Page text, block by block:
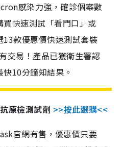
感染力強，確診個案數
快速測試「看門口」或
款優惠價快速測試套裝
交易！產品已獲衛生署認
10分鐘知結果。
原檢測試劑 >>按此選購<<
官網有售，優惠價只要